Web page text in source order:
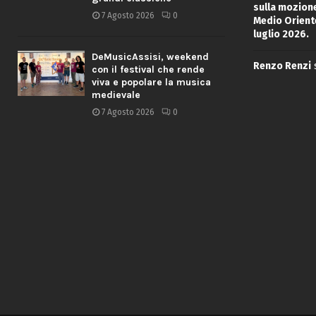
7 Agosto 2026 0
DeMusicAssisi, weekend
con il festival che rende
viva e popolare la musica
medievale
7 Agosto 2026 0
sulla
Medio
luglio 2026.
Renzo Renzi